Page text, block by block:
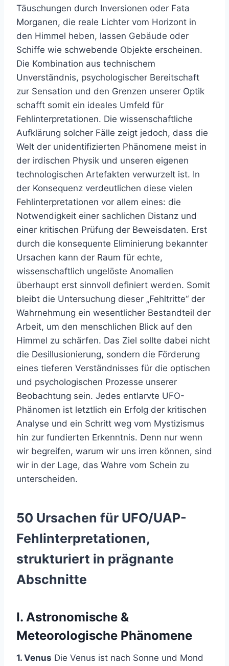
Täuschungen durch Inversionen oder Fata
Morganen, die reale Lichter vom Horizont in
den Himmel heben, lassen Gebäude oder
Schiffe wie schwebende Objekte erscheinen.
Die Kombination aus technischem
Unverständnis, psychologischer Bereitschaft
zur Sensation und den Grenzen unserer Optik
schafft somit ein ideales Umfeld für
Fehlinterpretationen. Die wissenschaftliche
Aufklärung solcher Fälle zeigt jedoch, dass die
Welt der unidentifizierten Phänomene meist in
der irdischen Physik und unseren eigenen
technologischen Artefakten verwurzelt ist. In
der Konsequenz verdeutlichen diese vielen
Fehlinterpretationen vor allem eines: die
Notwendigkeit einer sachlichen Distanz und
einer kritischen Prüfung der Beweisdaten. Erst
durch die konsequente Eliminierung bekannter
Ursachen kann der Raum für echte,
wissenschaftlich ungelöste Anomalien
überhaupt erst sinnvoll definiert werden. Somit
bleibt die Untersuchung dieser „Fehltritte“ der
Wahrnehmung ein wesentlicher Bestandteil der
Arbeit, um den menschlichen Blick auf den
Himmel zu schärfen. Das Ziel sollte dabei nicht
die Desillusionierung, sondern die Förderung
eines tieferen Verständnisses für die optischen
und psychologischen Prozesse unserer
Beobachtung sein. Jedes entlarvte UFO-
Phänomen ist letztlich ein Erfolg der kritischen
Analyse und ein Schritt weg vom Mystizismus
hin zur fundierten Erkenntnis. Denn nur wenn
wir begreifen, warum wir uns irren können, sind
wir in der Lage, das Wahre vom Schein zu
unterscheiden.
50 Ursachen für UFO/UAP-
Fehlinterpretationen,
strukturiert in prägnante
Abschnitte
I. Astronomische &
Meteorologische Phänomene
1. Venus Die Venus ist nach Sonne und Mond